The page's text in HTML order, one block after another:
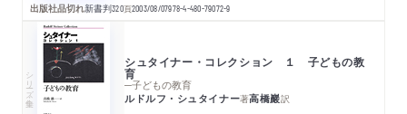
出版社品切れ新書判320頁2003/08/07978-4-480-79072-9
シリーズ・全集
シュタイナー・コレクション １ 子どもの教
育
─子どもの教育
ルドルフ・シュタイナー著高橋巖訳